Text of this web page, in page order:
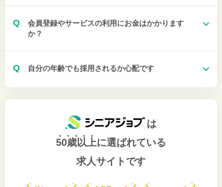
Q
会員登録やサービスの利用にお金はかかります
か？
Q 自分の年齢でも採用されるか心配です
は
50歳以上に選ばれている
求人サイトです